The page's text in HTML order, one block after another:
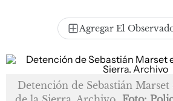
Agregar El
Detención de Sebastián Marset